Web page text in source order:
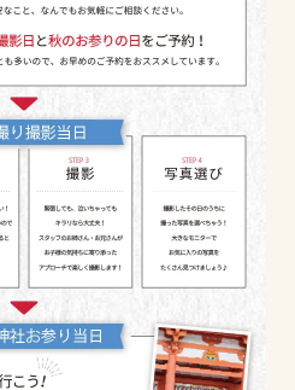
知らせ
大宮
大宮
COCOL
ご注意ください
大宮